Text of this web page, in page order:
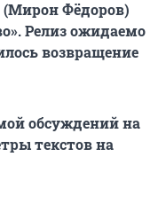
(Мирон Фёдоров)
Релиз ожидаемо
возвращение
обсуждений на
текстов на